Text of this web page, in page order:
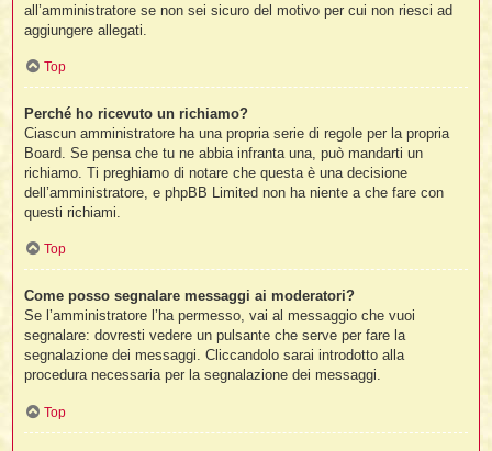
all’amministratore se non sei sicuro del motivo per cui non riesci ad
aggiungere allegati.
Top
Perché ho ricevuto un richiamo?
Ciascun amministratore ha una propria serie di regole per la propria
Board. Se pensa che tu ne abbia infranta una, può mandarti un
richiamo. Ti preghiamo di notare che questa è una decisione
dell’amministratore, e phpBB Limited non ha niente a che fare con
questi richiami.
Top
Come posso segnalare messaggi ai moderatori?
Se l’amministratore l’ha permesso, vai al messaggio che vuoi
segnalare: dovresti vedere un pulsante che serve per fare la
segnalazione dei messaggi. Cliccandolo sarai introdotto alla
procedura necessaria per la segnalazione dei messaggi.
Top